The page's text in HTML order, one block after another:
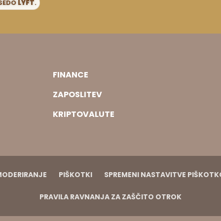
LYFT.
FINANCE
ZAPOSLITEV
KRIPTOVALUTE
PIŠKOTKI SPREMENI NASTAVITVE
PRAVILA RAVNANJA ZA ZAŠČITO OTROK